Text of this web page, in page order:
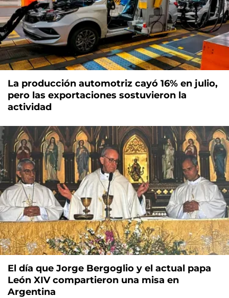
La producción automotriz cayó 16% en julio,
pero las exportaciones sostuvieron la
actividad
El día que Jorge Bergoglio y el actual papa
León XIV compartieron una misa en
Argentina